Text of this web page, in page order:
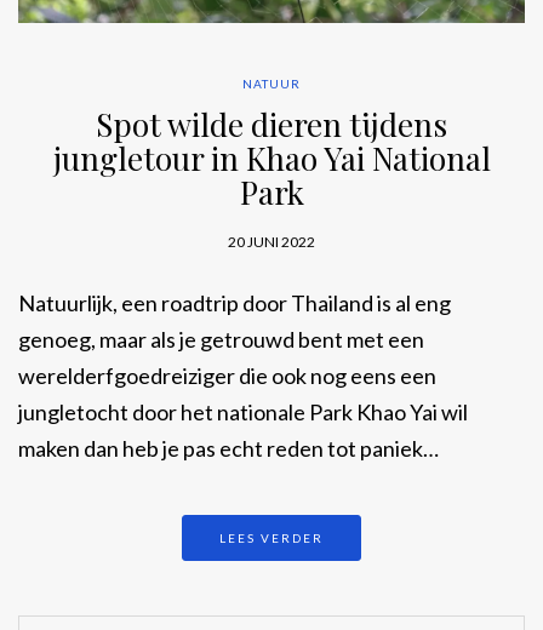
NATUUR
Spot wilde dieren tijdens
jungletour in Khao Yai National
Park
20 JUNI 2022
Natuurlijk, een roadtrip door Thailand is al eng
genoeg, maar als je getrouwd bent met een
werelderfgoedreiziger die ook nog eens een
jungletocht door het nationale Park Khao Yai wil
maken dan heb je pas echt reden tot paniek…
LEES VERDER